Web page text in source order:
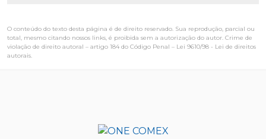
O conteúdo do texto desta página é de direito reservado. Sua reprodução, parcial ou
total, mesmo citando nossos links, é proibida sem a autorização do autor. Crime de
violação de direito autoral – artigo 184 do Código Penal – Lei 9610/98 - Lei de direitos
autorais.